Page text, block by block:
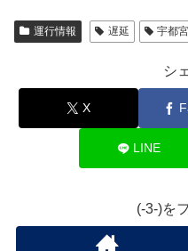
運行情報 遅延 宇都
シ
X
LINE
(-3-)を